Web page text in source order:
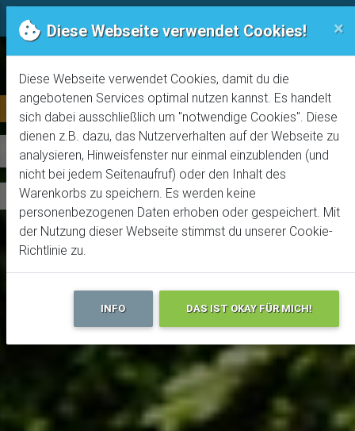
Trails! Der online Bike-Guide
Pasubio Rovereto Tipp!
Monte Zugna
Allmountain Level 3 32.1km | 1360m |
Pasubio Rovereto Tipp!
Giro Cima Carega #2
Allmountain Level 4 30km | 2450m |
Diese Webseite verwendet Cookies! ×
Diese Webseite verwendet Cookies, damit du die
angebotenen Services optimal nutzen kannst. Es handelt
sich dabei ausschließlich um "notwendige Cookies". Diese
dienen z.B. dazu, das Nutzerverhalten auf der Webseite zu
analysieren, Hinweisfenster nur einmal einzublenden (und
nicht bei jedem Seitenaufruf) oder den Inhalt des
Warenkorbs zu speichern. Es werden keine
personenbezogenen Daten erhoben oder gespeichert. Mit
der Nutzung dieser Webseite stimmst du unserer Cookie-
Richtlinie zu.
INFO DAS IST OKAY FÜR MICH!